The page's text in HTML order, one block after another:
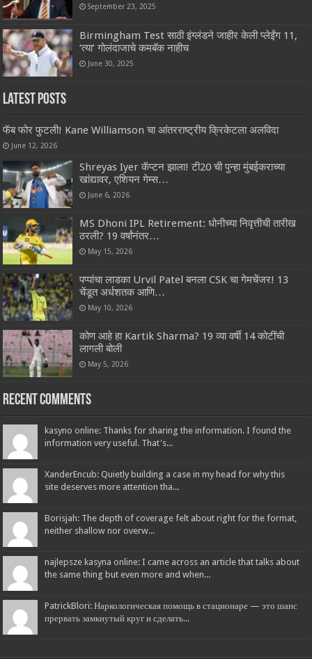
September 23, 2025
Birmingham Test साठी इंग्लंडने जाहीर केली प्लेईंग 11,
‘त्या’ गोलंदाजाचे कमबॅक नाहीच
June 30, 2025
Latest Posts
फॅब फोर फुटली! Kane Williamson चा आंतरराष्ट्रीय क्रिकेटला अलविदा
June 12, 2026
Shreyas Iyer कॅप्टन झाला! टी20 ची पुन्हा मुंबईकराच्या
खांद्यावर, एशियन गेम्स…
June 6, 2026
MS Dhoni IPL Retirement: धोनीच्या निवृत्तीची तारीख
ठरली? 19 वर्षांनंतर…
May 15, 2026
पप्पांचा लाडका Urvil Patel बनला CSK चा गेमचेंजर! 13
चेंडूत अर्धशतक आणि…
May 10, 2026
कोण आहे हा Kartik Sharma? 19 व्या वर्षी 14 कोटींची
लागली बोली
May 5, 2026
Recent Comments
kasyno online: Thanks for sharing the information. I found the
information very useful. That's...
XanderEncub: Quietly building a case in my head for why this
site deserves more attention tha...
Borisjah: The depth of coverage felt about right for the format,
neither shallow nor overw...
najlepsze kasyna online: I came across an article that talks about
the same thing but even more and when...
PatrickBlori: Наркологическая помощь в стационаре — это шанс
прервать замкнутый круг и сделать...